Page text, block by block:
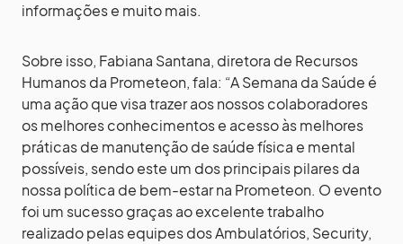
informações e muito mais.
Sobre isso, Fabiana Santana, diretora de Recursos
Humanos da Prometeon, fala: “A Semana da Saúde é
uma ação que visa trazer aos nossos colaboradores
os melhores conhecimentos e acesso às melhores
práticas de manutenção de saúde física e mental
possíveis, sendo este um dos principais pilares da
nossa política de bem-estar na Prometeon. O evento
foi um sucesso graças ao excelente trabalho
realizado pelas equipes dos Ambulatórios, Security,